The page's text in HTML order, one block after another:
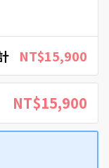
NT$15,900
NT$15,900